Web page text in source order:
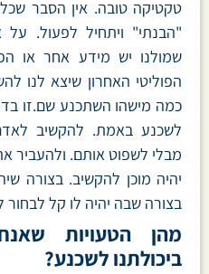
טקטיקה טובה. אין הסבר
"הבנתי" ויתחיל לפעול.
שמולנו יש מידע אחר או
הפוליטי האחרון שיצא לנו
כמה מישהו השתכנע שם.זו
לשכנע באמת. להקשיב
מבלי לשפוט אותם. ולהעביר
יהיה מוכן להקשיב. בצורה
בצורה שבה יהיה לו קל
מהן הטעויות
ביכולתנו לשכנע?